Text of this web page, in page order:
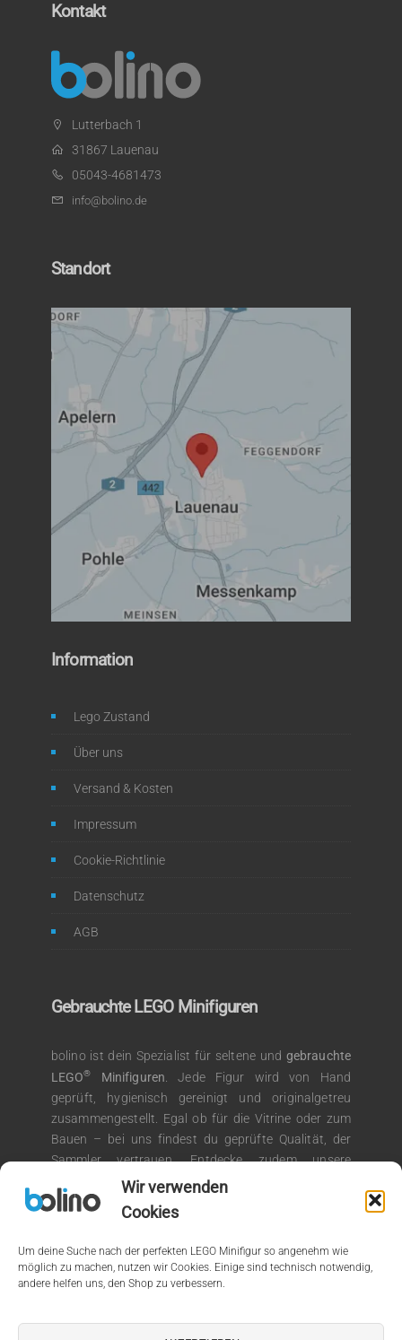
Wir verwenden
Cookies
Um deine Suche nach der perfekten LEGO Minifigur so angenehm wie
möglich zu machen, nutzen wir Cookies. Einige sind technisch notwendig,
andere helfen uns, den Shop zu verbessern.
Kontakt
Lutterbach 1
31867 Lauenau
05043-4681473
info@bolino.de
Standort
Information
Lego Zustand
Über uns
Versand & Kosten
Impressum
Cookie-Richtlinie
Datenschutz
AGB
Gebrauchte LEGO Minifiguren
bolino ist dein Spezialist für seltene und gebrauchte
LEGO® Minifiguren. Jede Figur wird von Hand
geprüft, hygienisch gereinigt und originalgetreu
zusammengestellt. Egal ob für die Vitrine oder zum
Bauen – bei uns findest du geprüfte Qualität, der
Sammler vertrauen. Entdecke zudem unsere
Auswahl an LEGO Kiloware für kreative
Bauprojekte.